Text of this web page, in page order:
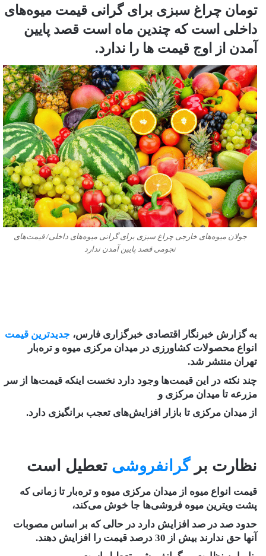
تومان چراغ سبزی برای گرانی قیمت‌ میوه‌‌های
داخلی است که چندین ماه است قصد پایین
آمدن از اوج قیمت ها را ندارد.
جولان میوه‌های خارجی چراغ سبزی برای گرانی میوه‌های داخلی/ قیمت‌های
نجومی قصد پایین آمدن ندارد
به گزارش خبرنگار اقتصادی خبرگزاری فارس، جدیدترین قیمت
انواع محصولات کشاورزی در میدان مرکزی میوه و تره‌بار
تهران منتشر شد.
چند نکته در این قیمت‌ها وجود دارد نخست اینکه قیمت‌ها از سر
مزرعه تا میدان مرکزی و
از میدان مرکزی تا بازار افزایش‌های تعجب برانگیزی دارد.
نظارت بر گرانفروشی تعطیل است
قیمت انواع میوه از میدان مرکزی میوه و تره‌بار تا زمانی که
پشت ویترین میوه‌ فروشی‌ها جا خوش می‌کند،
حدود صد در صد افزایش دارد در حالی که بر اساس مصوبات
آنها حق ندارند بیش از 30 درصد قیمت را افزایش دهند.